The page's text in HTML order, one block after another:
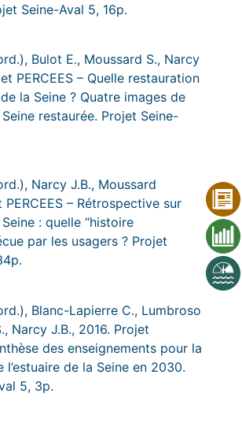
Seine-Aval 5, 16p.
Bulot E., Moussard S., Narcy
PERCEES – Quelle restauration
la Seine ? Quatre images de
Seine restaurée. Projet Seine-
Narcy J.B., Moussard
PERCEES – Rétrospective sur
: quelle “histoire
par les usagers ? Projet
Blanc-Lapierre C., Lumbroso
Narcy J.B., 2016. Projet
des enseignements pour la
l’estuaire de la Seine en 2030.
5, 3p.